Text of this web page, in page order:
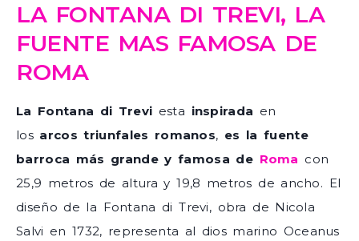
LA FONTANA DI TREVI, LA
FUENTE MAS FAMOSA DE
ROMA
La Fontana di Trevi esta inspirada en
los arcos triunfales romanos, es la fuente
barroca más grande y famosa de Roma con
25,9 metros de altura y 19,8 metros de ancho. El
diseño de la Fontana di Trevi, obra de Nicola
Salvi en 1732, representa al dios marino Oceanus